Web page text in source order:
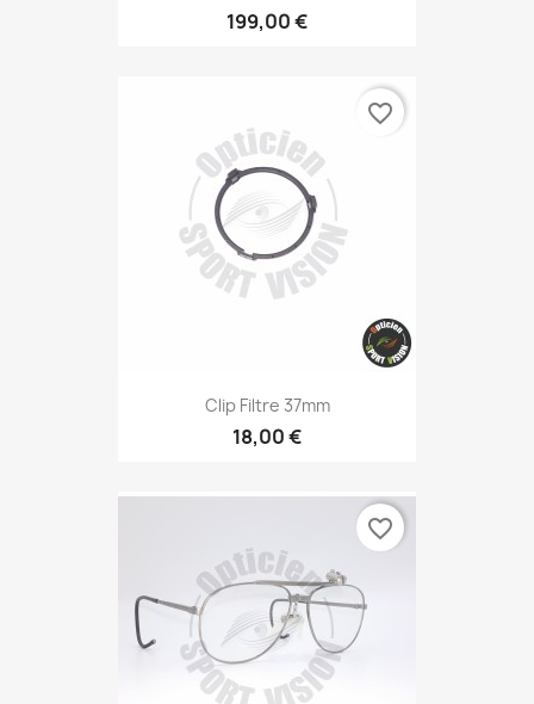
199,00 €
Clip Filtre 37mm
18,00 €
favorite_border
favorite_border